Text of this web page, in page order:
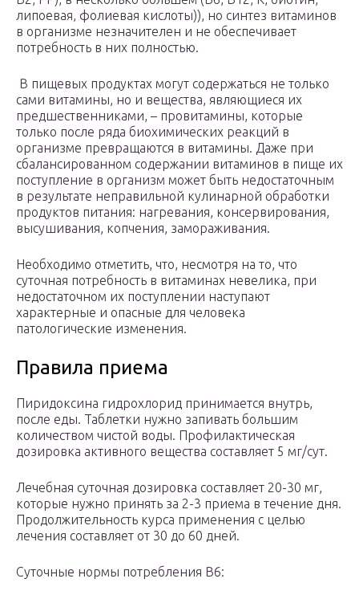
липоевая, фолиевая кислоты)), но синтез витаминов
в организме незначителен и не обеспечивает
потребность в них полностью.
В пищевых продуктах могут содержаться не только
сами витамины, но и вещества, являющиеся их
предшественниками, – провитамины, которые
только после ряда биохимических реакций в
организме превращаются в витамины. Даже при
сбалансированном содержании витаминов в пище их
поступление в организм может быть недостаточным
в результате неправильной кулинарной обработки
продуктов питания: нагревания, консервирования,
высушивания, копчения, замораживания.
Необходимо отметить, что, несмотря на то, что
суточная потребность в витаминах невелика, при
недостаточном их поступлении наступают
характерные и опасные для человека
патологические изменения.
Правила приема
Пиридоксина гидрохлорид принимается внутрь,
после еды. Таблетки нужно запивать большим
количеством чистой воды. Профилактическая
дозировка активного вещества составляет 5 мг/сут.
Лечебная суточная дозировка составляет 20-30 мг,
которые нужно принять за 2-3 приема в течение дня.
Продолжительность курса применения с целью
лечения составляет от 30 до 60 дней.
Суточные нормы потребления В6: